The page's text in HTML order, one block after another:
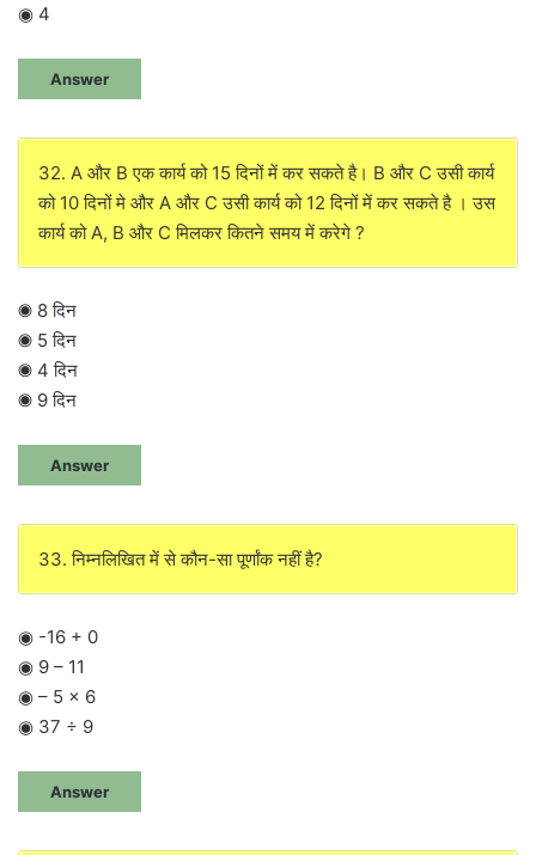
◉ 4
Answer
32. A और B एक कार्य को 15 दिनों में कर सकते है। B और C उसी कार्य
को 10 दिनों मे और A और C उसी कार्य को 12 दिनों में कर सकते है । उस
कार्य को A, B और C मिलकर कितने समय में करेगे ?
◉ 8 दिन
◉ 5 दिन
◉ 4 दिन
◉ 9 दिन
Answer
33. निम्नलिखित में से कौन-सा पूर्णांक नहीं है?
◉ -16 + 0
◉ 9 – 11
◉ – 5 × 6
◉ 37 ÷ 9
Answer